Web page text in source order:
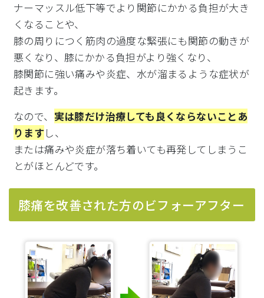
ナーマッスル低下等でより関節にかかる負担が大き
くなることや、
膝の周りにつく筋肉の過度な緊張にも関節の動きが
悪くなり、膝にかかる負担がより強くなり、
膝関節に強い痛みや炎症、水が溜まるような症状が
起きます。
なので、 実は膝だけ治療しても良くならないことあ
ります し、
または痛みや炎症が落ち着いても再発してしまうこ
とがほとんどです。
膝痛を改善された方のビフォーアフター